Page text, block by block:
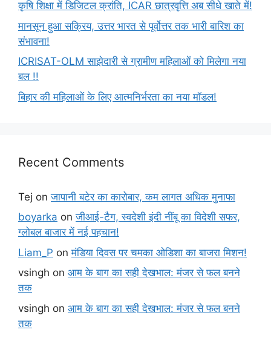
कृषि शिक्षा में डिजिटल क्रांति, ICAR छात्रवृत्ति अब सीधे खाते में!
मानसून हुआ सक्रिय, उत्तर भारत से पूर्वोत्तर तक भारी बारिश का
संभावना!
ICRISAT-OLM साझेदारी से ग्रामीण महिलाओं को मिलेगा नया
बल !!
बिहार की महिलाओं के लिए आत्मनिर्भरता का नया मॉडल!
Recent Comments
Tej onजापानी बटेर का कारोबार, कम लागत अधिक मुनाफा
boyarka onजीआई-टैग, स्वदेशी इंदी नींबू का विदेशी सफर,
ग्लोबल बाजार में नई पहचान!
Liam_P onमंडिया दिवस पर चमका ओडिशा का बाजरा मिशन!
vsingh on आम के बाग का सही देखभाल: मंजर से फल बनने
तक
vsingh on आम के बाग का सही देखभाल: मंजर से फल बनने
तक